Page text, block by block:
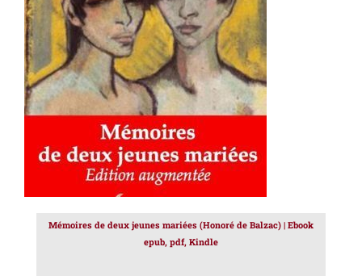
AJOUTER AU PANIER / DÉTAILS
Mémoires de deux jeunes mariées (Honoré de Balzac) | Ebook
epub, pdf, Kindle